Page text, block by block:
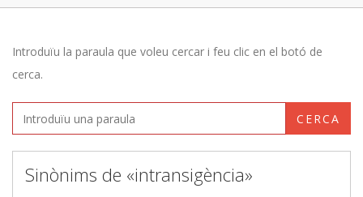
Introduïu la paraula que voleu cercar i feu clic en el botó de
cerca.
CERCA
Sinònims de «intransigència»